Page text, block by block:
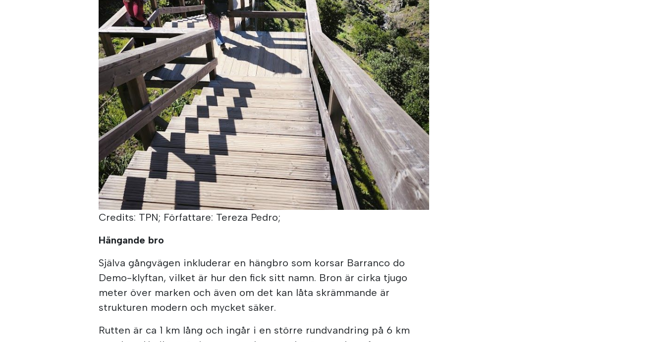
Credits: TPN; Författare: Tereza Pedro;
Hängande bro
Själva gångvägen inkluderar en hängbro som korsar Barranco do
Demo-klyftan, vilket är hur den fick sitt namn. Bron är cirka tjugo
meter över marken och även om det kan låta skrämmande är
strukturen modern och mycket säker.
Rutten är ca 1 km lång och ingår i en större rundvandring på 6 km